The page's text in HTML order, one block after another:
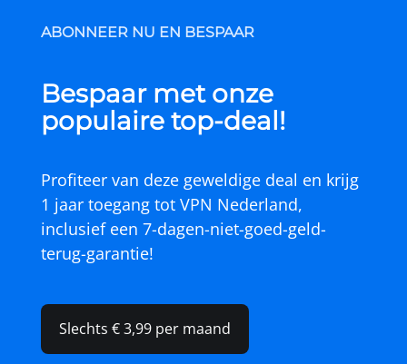
ABONNEER NU EN BESPAAR
Bespaar met onze
populaire top-deal!
Profiteer van deze geweldige deal en krijg
1 jaar toegang tot VPN Nederland,
inclusief een 7-dagen-niet-goed-geld-
terug-garantie!
Slechts € 3,99 per maand